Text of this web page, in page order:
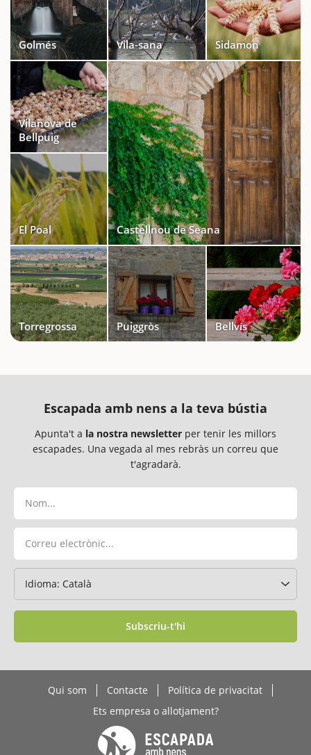
Golmés Vila-sana Sidamon
Vilanova de
Bellpuig
El Poal Castellnou de Seana
Torregrossa Puiggròs Bellvís
Escapada amb nens a la teva bústia
Apunta't a la nostra newsletter per tenir les millors
escapades. Una vegada al mes rebràs un correu que
t'agradarà.
Subscriu-t'hi
Qui som Contacte
Política de privacitat
Ets empresa o allotjament?